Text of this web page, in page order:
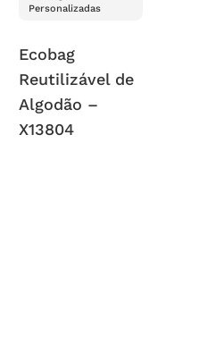
Personalizadas
Ecobag
Reutilizável de
Algodão –
X13804